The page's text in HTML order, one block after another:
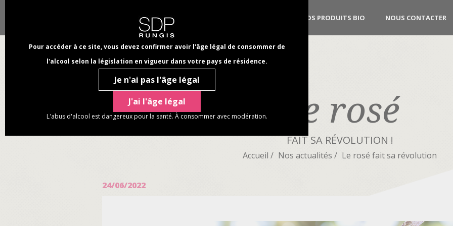
Pour accéder à ce site, vous devez confirmer avoir l'âge légal de consommer de
l'alcool selon la législation en vigueur dans votre pays de résidence.
Je n'ai pas l'âge légal
J'ai l'âge légal
L'abus d'alcool est dangereux pour la santé. À consommer avec modération.
principal
NOTRE ENTREPRISE NOS MARQUES NOS PRODUITS BIO NOUS CONTACTER
Le rosé
FAIT SA RÉVOLUTION !
Accueil Nos actualités Le rosé fait sa révolution
24/06/2022